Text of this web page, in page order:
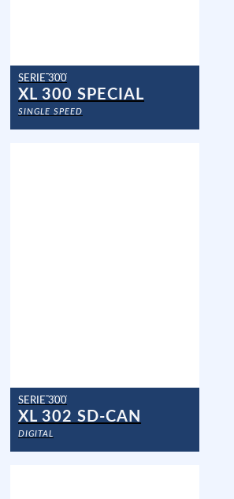
SERIE 300
XL 300 SPECIAL
SINGLE SPEED
SERIE 300
XL 302 SD-CAN
DIGITAL